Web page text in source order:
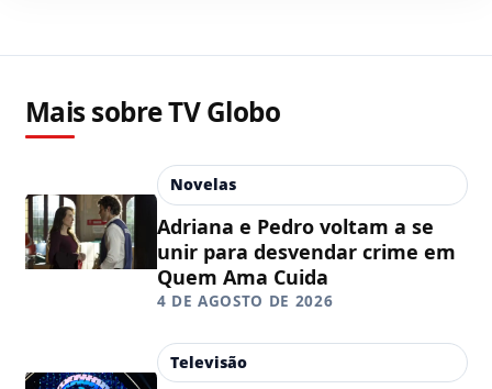
Mais sobre TV Globo
Novelas
Adriana e Pedro voltam a se
unir para desvendar crime em
Quem Ama Cuida
4 DE AGOSTO DE 2026
Televisão